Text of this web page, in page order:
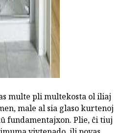
multe pli multekosta ol iliaj
male al sia glaso kurtenoj
fundamentajxon. Plie, ĉi tiuj